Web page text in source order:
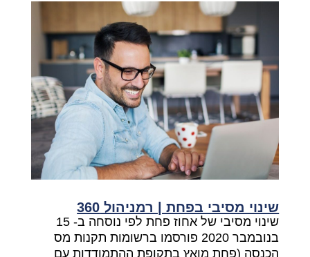
שינוי מסיבי בפחת | רמניהול 360
שינוי מסיבי של אחוז פחת לפי נוסחה ב- 15
בנובמבר 2020 פורסמו ברשומות תקנות מס
הכנסה (פחת מואץ בתקופת ההתמודדות עם